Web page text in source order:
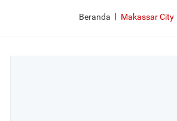
Beranda Makassar City